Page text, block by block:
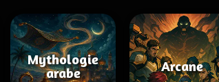
Mythologie
arabe
Arcane